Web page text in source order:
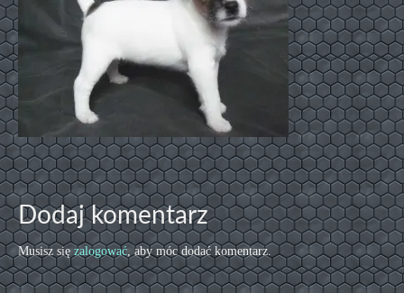
Dodaj komentarz
Musisz się zalogować, aby móc dodać komentarz.